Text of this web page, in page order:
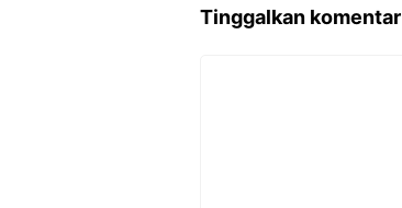
o
Tinggalkan komentar